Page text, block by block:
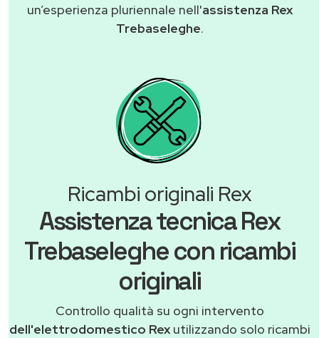
un’esperienza pluriennale nell'assistenza Rex
Trebaseleghe.
Ricambi originali Rex
Assistenza tecnica Rex
Trebaseleghe con ricambi
originali
Controllo qualità su ogni intervento
dell'elettrodomestico Rexutilizzando solo ricambi